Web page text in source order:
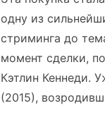
одну из
стриминга до
момент сделки,
Кэтлин Кеннеди.
(2015),